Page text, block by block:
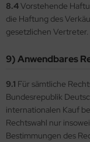
8.4Vorstehende
die Haftung des
gesetzlichen Vertreter.
9) Anwendbares
9.1 Für sämtliche
Bundesrepublik
internationalen Kauf
Rechtswahl nur
Bestimmungen des